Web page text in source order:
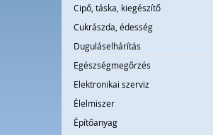
Cipő, táska, kiegészítő
Cukrászda, édesség
Duguláselhárítás
Egészségmegőrzés
Elektronikai szerviz
Élelmiszer
Építőanyag